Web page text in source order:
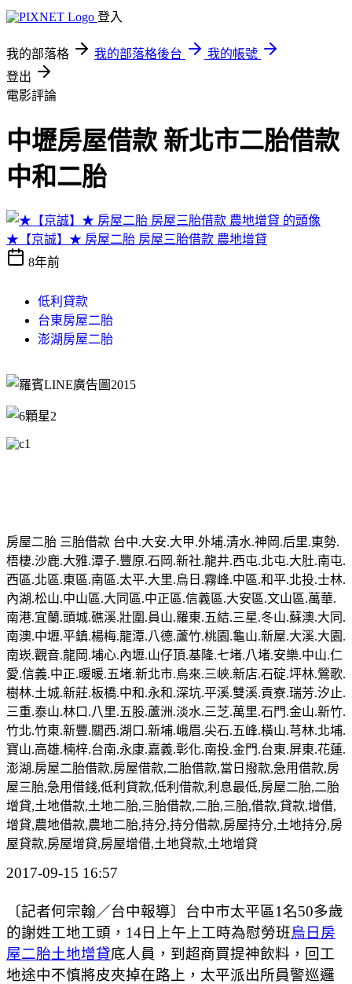
登入
我的部落格 我的部落格後台
我的帳號
登出
電影評論
中壢房屋借款 新北市二胎借款
中和二胎
★【京誠】★ 房屋二胎 房屋三胎借款 農地增貸
8年前
低利貸款
台東房屋二胎
澎湖房屋二胎
房屋二胎 三胎借款 台中.大安.大甲.外埔.清水.神岡.后里.東勢.
梧棲.沙鹿.大雅.潭子.豐原.石岡.新社.龍井.西屯.北屯.大肚.南屯.
西區.北區.東區.南區.太平.大里.烏日.霧峰.中區.和平.北投.士林.
內湖.松山.中山區.大同區.中正區.信義區.大安區.文山區.萬華.
南港.宜蘭.頭城.礁溪.壯圍.員山.羅東.五結.三星.冬山.蘇澳.大同.
南澳.中壢.平鎮.楊梅.龍潭.八德.蘆竹.桃園.龜山.新屋.大溪.大園.
南崁.觀音.龍岡.埔心.內壢.山仔頂.基隆.七堵.八堵.安樂.中山.仁
愛.信義.中正.暖暖.五堵.新北市.烏來.三峽.新店.石碇.坪林.鶯歌.
樹林.土城.新莊.板橋.中和.永和.深坑.平溪.雙溪.貢寮.瑞芳.汐止.
三重.泰山.林口.八里.五股.蘆洲.淡水.三芝.萬里.石門.金山.新竹.
竹北.竹東.新豐.關西.湖口.新埔.峨眉.尖石.五峰.橫山.芎林.北埔.
寶山.高雄.楠梓.台南.永康.嘉義.彰化.南投.金門.台東.屏東.花蓮.
澎湖.房屋二胎借款,房屋借款,二胎借款,當日撥款,急用借款,房
屋三胎,急用借錢,低利貸款,低利借款,利息最低,房屋二胎,二胎
增貸,土地借款,土地二胎,三胎借款,二胎,三胎,借款,貸款,增借,
增貸,農地借款,農地二胎,持分,持分借款,房屋持分,土地持分,房
屋貸款,房屋增貸,房屋增借,土地貸款,土地增貸
2017-09-15 16:57
〔記者何宗翰／台中報導〕台中市太平區1名50多歲
的謝姓工地工頭，14日上午上工時為慰勞班烏日房
屋二胎土地增貸底人員，到超商買提神飲料，回工
地途中不慎將皮夾掉在路上，太平派出所員警巡邏